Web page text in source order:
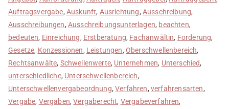
Auftragsvergabe, Auskunft, Ausrichtung, Ausschreibung,
Ausschreibungen, Ausschreibungsunterlagen, beachten,
bedeuten, Einreichung, Erstberatung, Fachanwältin, Forderung,
Gesetze, Konzessionen, Leistungen, Oberschwellenbereich,
Rechtsanwälte, Schwellenwerte, Unternehmen, Unterschied,
unterschiedliche, Unterschwellenbereich,
Unterschwellenvergabeordnung,Verfahren, verfahrensarten,
Vergabe, Vergaben,Vergaberecht, Vergabeverfahren,